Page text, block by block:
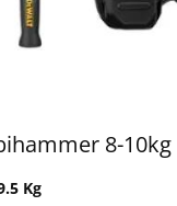
8-10kg
Kg